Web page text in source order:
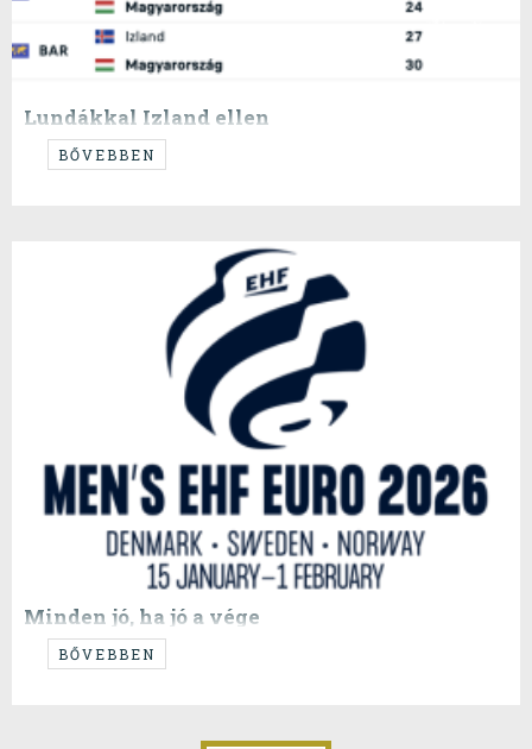
Lundákkal Izland ellen
...egyszer már bevált...
BŐVEBBEN
Minden jó, ha jó a vége
BŐVEBBEN